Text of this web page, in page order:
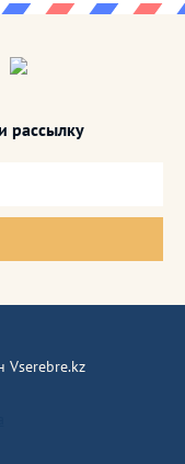
рассылку
Vserebre.kz